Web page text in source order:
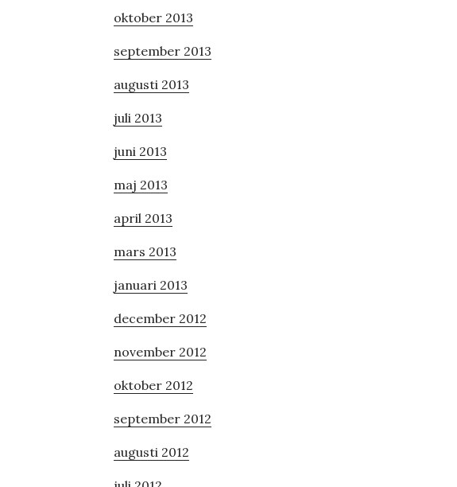
oktober 2013
september 2013
augusti 2013
juli 2013
juni 2013
maj 2013
april 2013
mars 2013
januari 2013
december 2012
november 2012
oktober 2012
september 2012
augusti 2012